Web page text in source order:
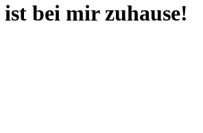
bei mir zuhause!